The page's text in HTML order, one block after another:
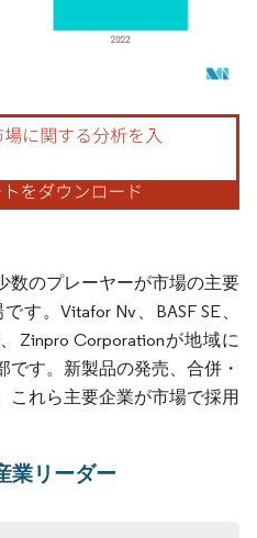
はCC BY 4.0の表示が必要です。
数のプレーヤーが市場の主要
す。Vitafor Nv、BASF SE、
Zinpro Corporationが地域に
す。新製品の発売、合併・
これら主要企業が市場で採用
業リーダー